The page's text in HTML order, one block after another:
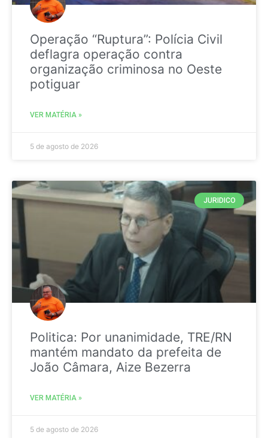
Operação “Ruptura”: Polícia Civil
deflagra operação contra
organização criminosa no Oeste
potiguar
VER MATÉRIA »
5 de agosto de 2026
JURIDICO
Politica: Por unanimidade, TRE/RN
mantém mandato da prefeita de
João Câmara, Aize Bezerra
VER MATÉRIA »
5 de agosto de 2026